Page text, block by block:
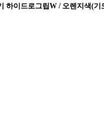
하이드로그립W / 오렌지색(기